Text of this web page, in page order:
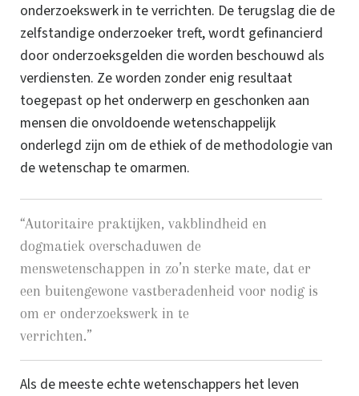
onderzoekswerk in te verrichten. De terugslag die de
zelfstandige onderzoeker treft, wordt gefinancierd
door onderzoeksgelden die worden beschouwd als
verdiensten. Ze worden zonder enig resultaat
toegepast op het onderwerp en geschonken aan
mensen die onvoldoende wetenschappelijk
onderlegd zijn om de ethiek of de methodologie van
de wetenschap te omarmen.
“Autoritaire praktijken, vakblindheid en
dogmatiek overschaduwen de
menswetenschappen in zo’n sterke mate, dat er
een buitengewone vastberadenheid voor nodig is
om er onderzoekswerk in te
verrichten.”
Als de meeste echte wetenschappers het leven